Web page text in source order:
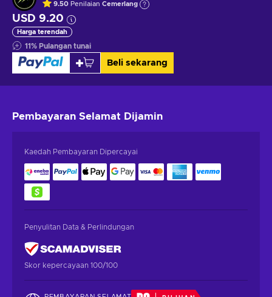
9.50 Penilaian Cemerlang
USD 9.20
Harga terendah
11% Pulangan tunai
Beli sekarang
Pembayaran Selamat Dijamin
Kaedah Pembayaran Dipercayai
Penyulitan Data & Perlindungan
Skor kepercayaan 100/100